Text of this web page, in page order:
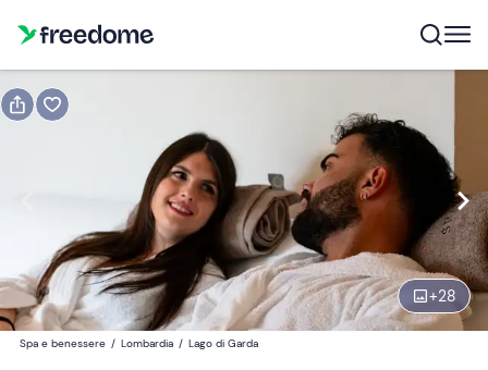
+28
interact
with
the
calendar
Modifica
15:00 Modifica
Ospiti
89,95 €
2
Spa e benessere / Lombardia / Lago di Garda